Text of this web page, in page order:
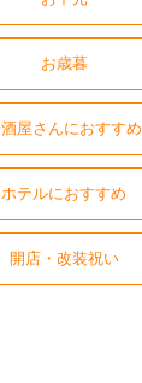
お歳暮
酒屋さんにおすすめ
ホテルにおすすめ
開店・改装祝い